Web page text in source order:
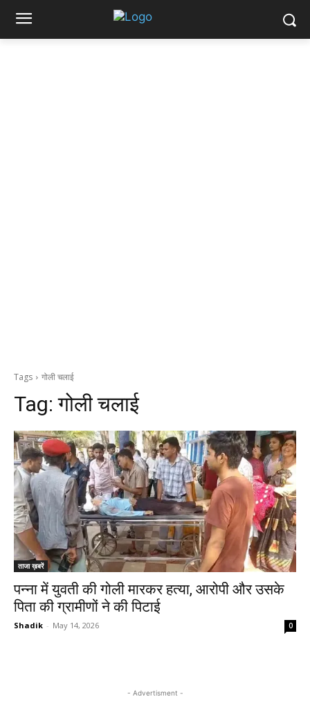
Tags गोली चलाई
Tag:गोली चलाई
ताजा ख़बरें
पन्ना में युवती की गोली मारकर हत्या, आरोपी और उसके
पिता की ग्रामीणों ने की पिटाई
Shadik - May 14, 2026 0
- Advertisment -